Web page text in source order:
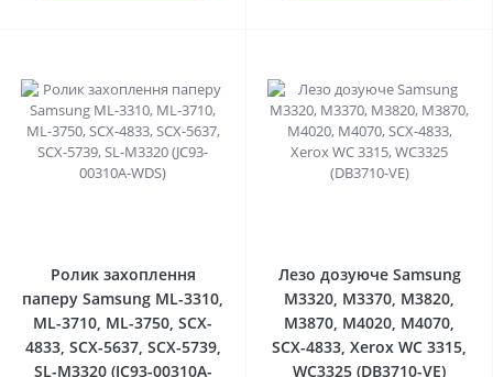
Ролик захоплення
паперу Samsung ML-3310,
ML-3710, ML-3750, SCX-
4833, SCX-5637, SCX-5739,
SL-M3320 (JC93-00310A-
Лезо дозуюче Samsung
M3320, M3370, M3820,
M3870, M4020, M4070,
SCX-4833, Xerox WC 3315,
WC3325 (DB3710-VE)